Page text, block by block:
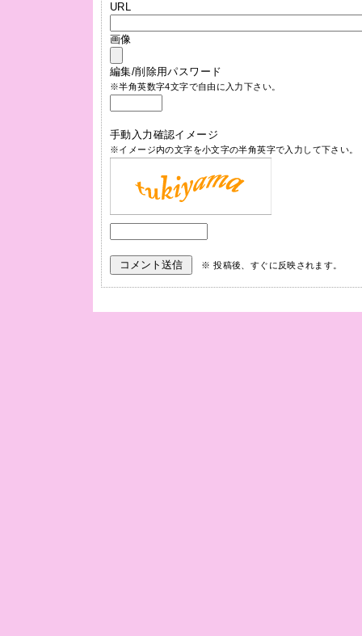
URL
画像
編集/削除用パスワード
※半角英数字4文字で自由に入力下さい。
手動入力確認イメージ
※イメージ内の文字を小文字の半角英字で入力して下さい。
※ 投稿後、すぐに反映されます。